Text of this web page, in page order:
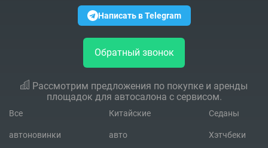
Написать в Telegram
Обратный звонок
Рассмотрим предложения по покупке и аренды
площадок для автосалона с сервисом.
Все
автоновинки
Китайские
авто
Седаны
Хэтчбеки